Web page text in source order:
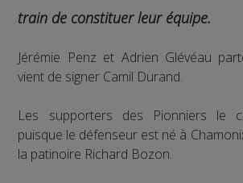
train de constituer leur équipe.
Jérémie Penz et Adrien Glévéau
vient de signer Camil Durand.
Les supporters des Pionniers le
puisque le défenseur est né à
la patinoire Richard Bozon.